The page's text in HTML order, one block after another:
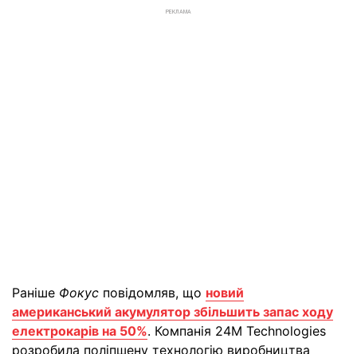
РЕКЛАМА
Раніше Фокус повідомляв, що новий
американський акумулятор збільшить запас ходу
електрокарів на 50%. Компанія 24M Technologies
розробила поліпшену технологію виробництва